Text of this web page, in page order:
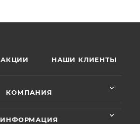
АКЦИИ НАШИ КЛИЕНТЫ
КОМПАНИЯ
ИНФОРМАЦИЯ